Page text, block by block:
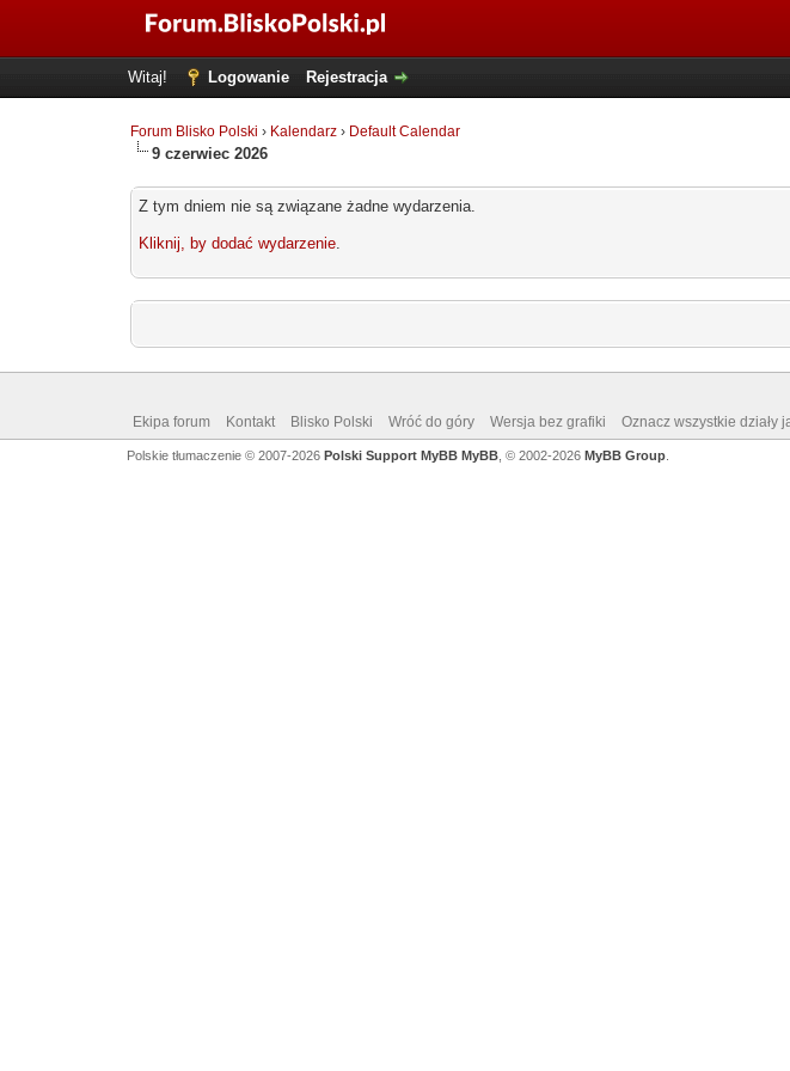
Witaj! Logowanie Rejestracja
Forum Blisko Polski › Kalendarz › Default Calendar
9 czerwiec 2026
Z tym dniem nie są związane żadne wydarzenia.
Kliknij, by dodać wydarzenie.
Ekipa forum Kontakt Blisko Polski Wróć do góry Wersja bez grafiki Oznacz wszystkie działy
Polskie tłumaczenie © 2007-2026 Polski Support MyBB MyBB, © 2002-2026 MyBB Group.